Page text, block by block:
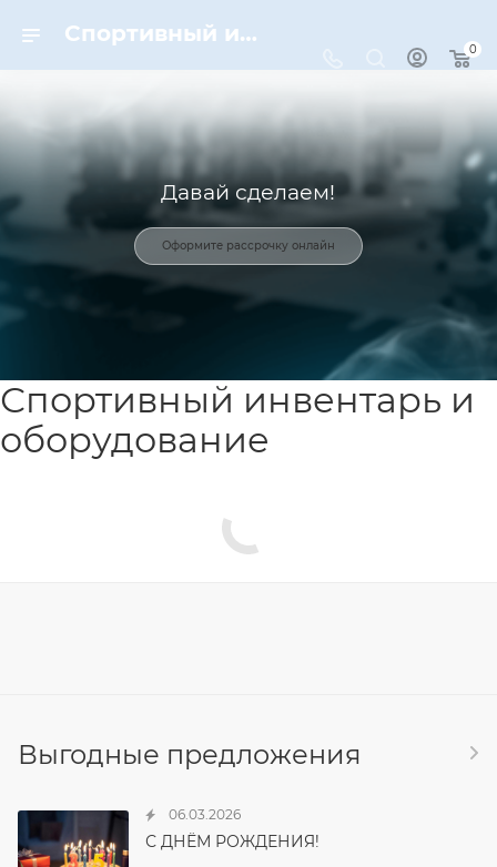
Спортивный инвентарь и оборудование для спорта в Москве | Dynamic-Sport
0
Давай сделаем!
Оформите рассрочку онлайн
Спортивный инвентарь и
оборудование
Выгодные предложения
06.03.2026
С ДНЁМ РОЖДЕНИЯ!